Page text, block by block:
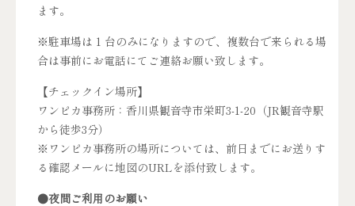
ます。
※駐車場は 1 台のみになりますので、複数台で来られる場
合は事前にお電話にてご連絡お願い致します。
【チェックイン場所】
ワンピカ事務所：香川県観音寺市栄町3-1-20（JR観音寺駅
から徒歩3分）
※ワンピカ事務所の場所については、前日までにお送りす
る確認メールに地図のURLを添付致します。
●夜間ご利用のお願い